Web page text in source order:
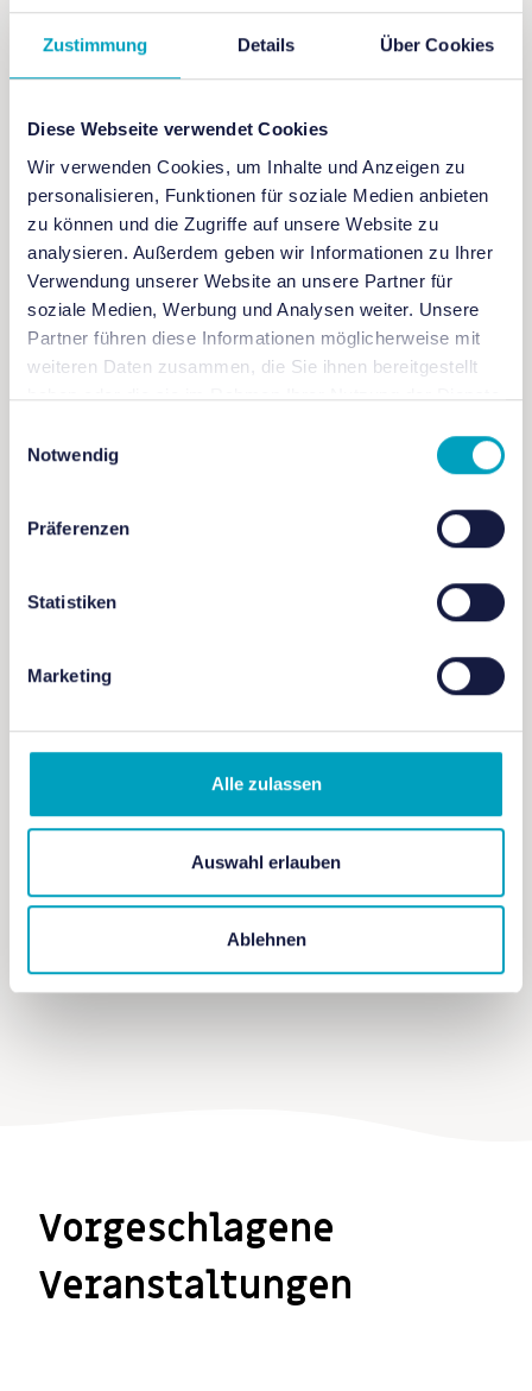
Zustimmung Details Über Cookies
Diese Webseite verwendet Cookies
Wir verwenden Cookies, um Inhalte und Anzeigen zu
personalisieren, Funktionen für soziale Medien anbieten
zu können und die Zugriffe auf unsere Website zu
analysieren. Außerdem geben wir Informationen zu Ihrer
Verwendung unserer Website an unsere Partner für
soziale Medien, Werbung und Analysen weiter. Unsere
Partner führen diese Informationen möglicherweise mit
weiteren Daten zusammen, die Sie ihnen bereitgestellt
haben oder die sie im Rahmen Ihrer Nutzung der Dienste
Notwendig
Präferenzen
Statistiken
Marketing
Alle zulassen
Auswahl erlauben
Ablehnen
Veranstaltungsort: Workshopbereich des Futurium-
Untergeschoss)
Für Familien, Kinder (ab 8 Jahre)
Eintritt: kostenfrei
Anmeldung: nicht erforderlich
+ Zu Google Kalender hinzufügen
+ iCal / Outlook exportieren
Vorgeschlagene
Veranstaltungen